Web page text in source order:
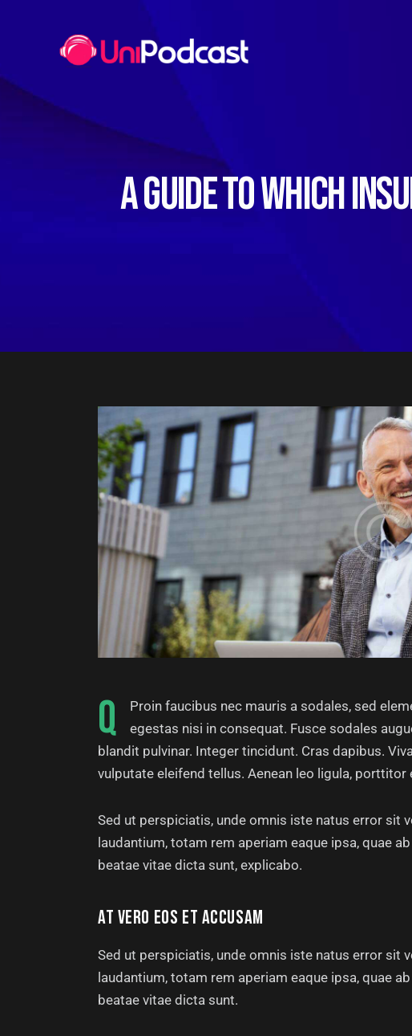
A GUIDE TO WHICH
Q
Proin faucibus nec mauris a sodales, sed
egestas nisi in consequat. Fusce sodales
blandit pulvinar. Integer tincidunt. Cras dapibus.
vulputate eleifend tellus. Aenean leo ligula, porttitor
Sed ut perspiciatis, unde omnis iste natus error sit
laudantium, totam rem aperiam eaque ipsa, quae
beatae vitae dicta sunt, explicabo.
AT VERO EOS ET ACCUSAM
Sed ut perspiciatis, unde omnis iste natus error sit
laudantium, totam rem aperiam eaque ipsa, quae
beatae vitae dicta sunt.